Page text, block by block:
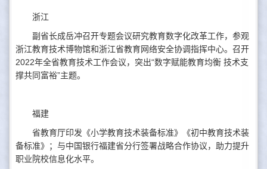
浙江
副省长成岳冲召开专题会议研究教育数字化改革工作，参观
浙江教育技术博物馆和浙江省教育网络安全协调指挥中心。召开
2022年全省教育技术工作会议，突出“数字赋能教育均衡 技术支
撑共同富裕”主题。
福建
省教育厅印发《小学教育技术装备标准》《初中教育技术装
备标准》；与中国银行福建省分行签署战略合作协议，助力提升
职业院校信息化水平。